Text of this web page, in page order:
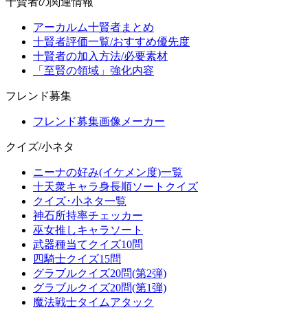
アーカルム十賢者まとめ
十賢者評価一覧/おすすめ優先度
十賢者の加入方法/必要素材
「至賢の領域」強化内容
フレンド募集
フレンド募集画像メーカー
クイズ/小ネタ
ニーナの好み(イケメン度)一覧
十天衆キャラ身長順ソートクイズ
クイズ･小ネタ一覧
神石所持率チェッカー
巫女推しキャラソート
武器種当てクイズ10問
四騎士クイズ15問
グラブルクイズ20問(第2弾)
グラブルクイズ20問(第1弾)
魔法戦士タイムアタック